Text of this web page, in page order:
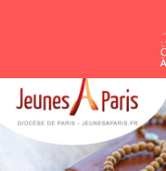
Votre recherche
Panneau de gestion des